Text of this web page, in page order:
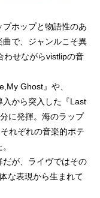
ホップと物語性のあ
で、ジャンルこそ異
わせながらvistlipの音
Ghost』や、
から突入した『Last
に発揮。海のラップ
れぞれの音楽的ポテ
が、ライヴではその
な表現から生まれて